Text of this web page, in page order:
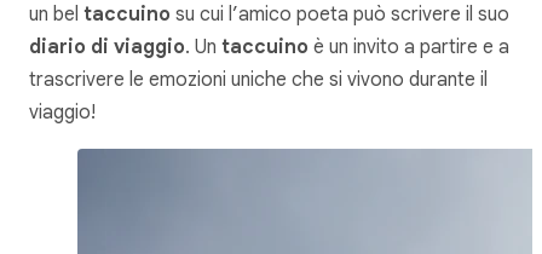
un bel taccuino su cui l’amico poeta può scrivere il suo
diario di viaggio. Un taccuino è un invito a partire e a
trascrivere le emozioni uniche che si vivono durante il
viaggio!